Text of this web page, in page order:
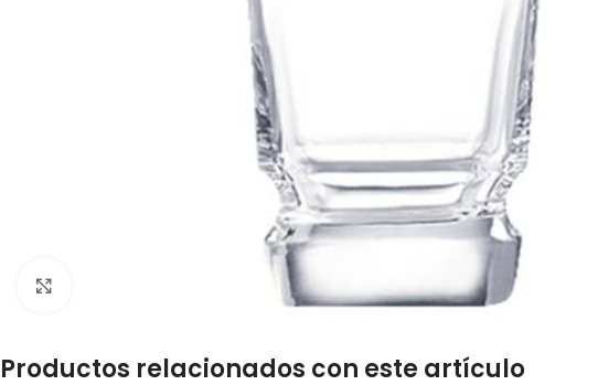
Productos relacionados con este artículo